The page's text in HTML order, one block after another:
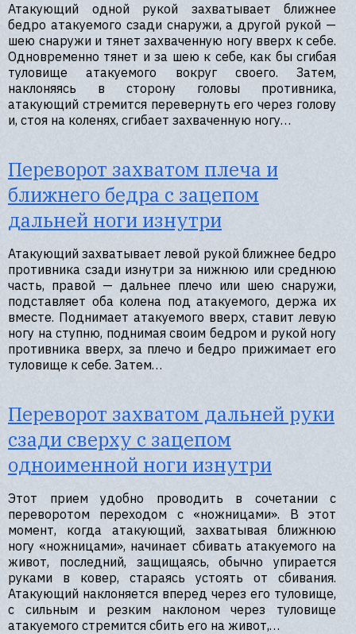
Атакующий одной рукой захватывает ближнее
бедро атакуемого сзади снаружи, а другой рукой —
шею снаружи и тянет захваченную ногу вверх к себе.
Одновременно тянет и за шею к себе, как бы сгибая
туловище атакуемого вокруг своего. Затем,
наклоняясь в сторону головы противника,
атакующий стремится перевернуть его через голову
и, стоя на коленях, сгибает захваченную ногу…
Переворот захватом плеча и
ближнего бедра с зацепом
дальней ноги изнутри
Атакующий захватывает левой рукой ближнее бедро
противника сзади изнутри за нижнюю или среднюю
часть, правой — дальнее плечо или шею снаружи,
подставляет оба колена под атакуемого, держа их
вместе. Поднимает атакуемого вверх, ставит левую
ногу на ступню, поднимая своим бедром и рукой ногу
противника вверх, за плечо и бедро прижимает его
туловище к себе. Затем…
Переворот захватом дальней руки
сзади сверху с зацепом
одноименной ноги изнутри
Этот прием удобно проводить в сочетании с
переворотом переходом с «ножницами». В этот
момент, когда атакующий, захватывая ближнюю
ногу «ножницами», начинает сбивать атакуемого на
живот, последний, защищаясь, обычно упирается
руками в ковер, стараясь устоять от сбивания.
Атакующий наклоняется вперед через его туловище,
с сильным и резким наклоном через туловище
атакуемого стремится сбить его на живот,…